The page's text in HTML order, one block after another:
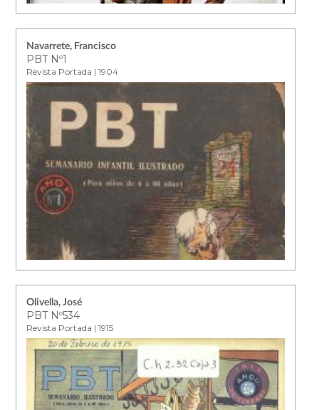
Navarrete, Francisco
PBT Nº1
Revista Portada | 1904
Olivella, José
PBT Nº534
Revista Portada | 1915